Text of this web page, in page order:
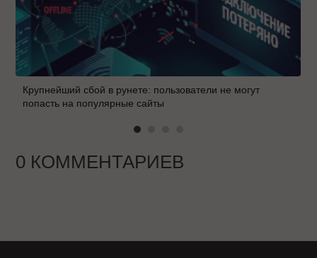
Крупнейший сбой в рунете: пользователи не могут
попасть на популярные сайты
0 КОММЕНТАРИЕВ